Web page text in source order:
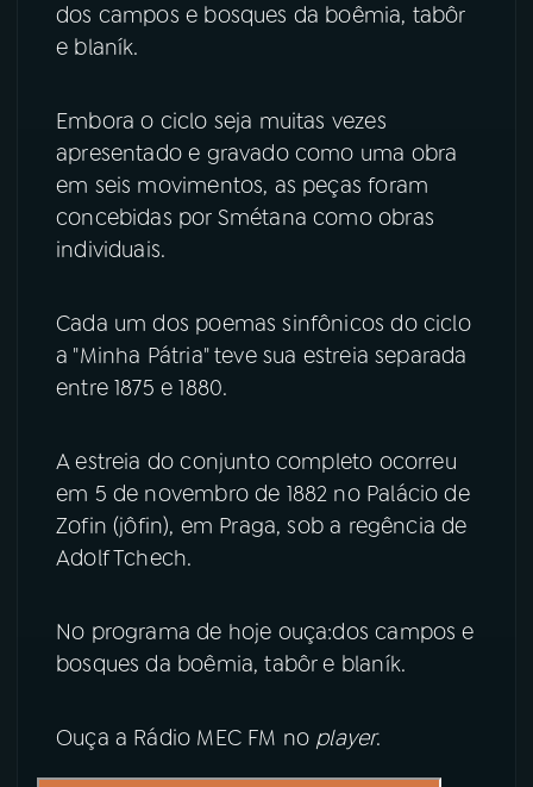
TikTok
dos campos e bosques da boêmia, tabôr
e blaník.
Embora o ciclo seja muitas vezes
apresentado e gravado como uma obra
em seis movimentos, as peças foram
concebidas por Smétana como obras
individuais.
Cada um dos poemas sinfônicos do ciclo
a "Minha Pátria" teve sua estreia separada
entre 1875 e 1880.
A estreia do conjunto completo ocorreu
em 5 de novembro de 1882 no Palácio de
Zofin (jôfin), em Praga, sob a regência de
Adolf Tchech.
No programa de hoje ouça:dos campos e
bosques da boêmia, tabôr e blaník.
Ouça a Rádio MEC FM no player.